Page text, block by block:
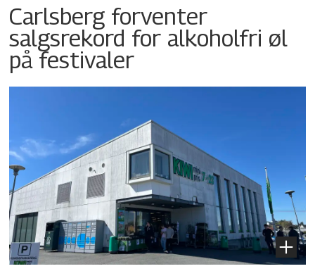
Carlsberg forventer
salgsrekord for alkoholfri øl
på festivaler